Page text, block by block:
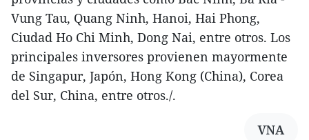
Vung Tau, Quang Ninh, Hanoi, Hai Phong,
Ciudad Ho Chi Minh, Dong Nai, entre otros. Los
principales inversores provienen mayormente
de Singapur, Japón, Hong Kong (China), Corea
del Sur, China, entre otros./.
VNA